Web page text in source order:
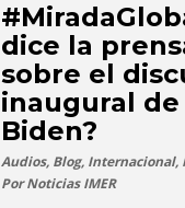
dice la
sobre el
inaugural de
Biden?
Audios, Blog, Internacional,
PorNoticias IMER